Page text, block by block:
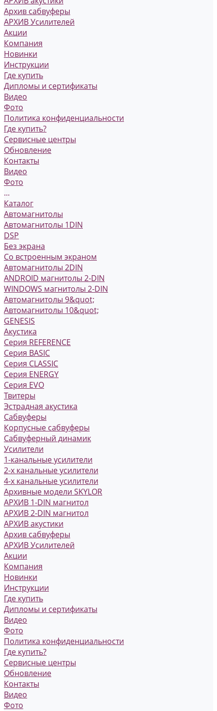
Архив сабвуферы
АРХИВ Усилителей
Акции
Компания
Новинки
Инструкции
Где купить
Дипломы и сертификаты
Видео
Фото
Политика конфиденциальности
Где купить?
Сервисные центры
Обновление
Контакты
Видео
Фото
...
Каталог
Автомагнитолы
Автомагнитолы 1DIN
DSP
Без экрана
Со встроенным экраном
Автомагнитолы 2DIN
ANDROID магнитолы 2-DIN
WINDOWS магнитолы 2-DIN
Автомагнитолы 9&quot;
Автомагнитолы 10&quot;
GENESIS
Акустика
Серия REFERENCE
Серия BASIC
Серия CLASSIC
Серия ENERGY
Серия EVO
Твитеры
Эстрадная акустика
Сабвуферы
Корпусные сабвуферы
Сабвуферный динамик
Усилители
1-канальные усилители
2-х канальные усилители
4-х канальные усилители
Архивные модели SKYLOR
АРХИВ 1-DIN магнитол
АРХИВ 2-DIN магнитол
АРХИВ акустики
Архив сабвуферы
АРХИВ Усилителей
Акции
Компания
Новинки
Инструкции
Где купить
Дипломы и сертификаты
Видео
Фото
Политика конфиденциальности
Где купить?
Сервисные центры
Обновление
Контакты
Видео
Фото